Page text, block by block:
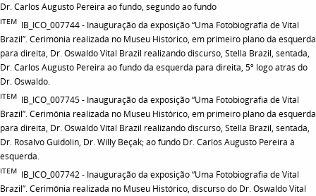
Dr. Carlos Augusto Pereira ao fundo, segundo ao fundo
ITEM IB_ICO_007744 - Inauguração da exposição “Uma Fotobiografia de Vital
Brazil”. Cerimônia realizada no Museu Histórico, em primeiro plano da esquerda
para direita, Dr. Oswaldo Vital Brazil realizando discurso, Stella Brazil, sentada,
Dr. Carlos Augusto Pereira ao fundo da esquerda para direita, 5º logo atrás do
Dr. Oswaldo.
ITEM IB_ICO_007745 - Inauguração da exposição “Uma Fotobiografia de Vital
Brazil”. Cerimônia realizada no Museu Histórico, em primeiro plano da esquerda
para direita, Dr. Oswaldo Vital Brazil realizando discurso, Stella Brazil, sentada,
Dr. Rosalvo Guidolin, Dr. Willy Beçak; ao fundo Dr. Carlos Augusto Pereira à
esquerda.
ITEM IB_ICO_007742 - Inauguração da exposição “Uma Fotobiografia de Vital
Brazil”. Cerimônia realizada no Museu Histórico, discurso do Dr. Oswaldo Vital